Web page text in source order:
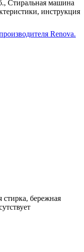
Стиральная машина
инструкция
Renova.
бережная